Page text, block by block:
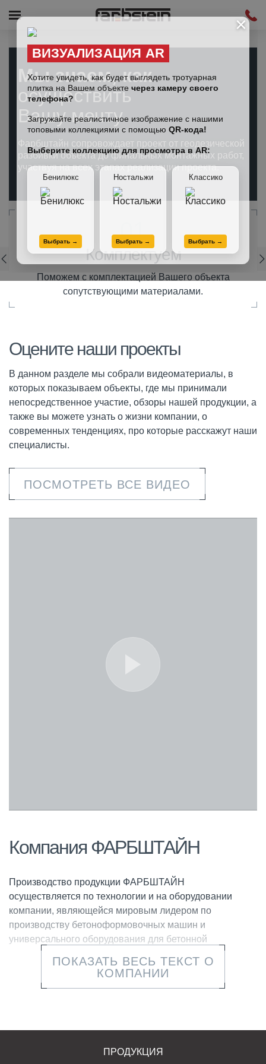
Мы знаем, как
осуществить
Вашу мечту
Фарбштайн сопровождает проект от геодезической
разбивки объекта до финальных монтажных работ,
участвуя на всех этапах реализации проекта.
01
Комплектуем
Поможем с комплектацией Вашего объекта
сопутствующими материалами.
Оцените наши проекты
В данном разделе мы собрали видеоматериалы, в
которых показываем объекты, где мы принимали
непосредственное участие, обзоры нашей продукции, а
также вы можете узнать о жизни компании, о
современных тенденциях, про которые расскажут наши
специалисты.
ПОСМОТРЕТЬ ВСЕ ВИДЕО
Компания ФАРБШТАЙН
Производство продукции ФАРБШТАЙН
осуществляется по технологии и на оборудовании
компании, являющейся мировым лидером по
производству бетоноформовочных машин и
универсального оборудования для бетонной
промышленности.
Использование только высокопроизводительной
отвечающий самым высоким стандартам качества и
ПОКАЗАТЬ ВЕСЬ ТЕКСТ О
КОМПАНИИ
ПРОДУКЦИЯ
×
ВИЗУАЛИЗАЦИЯ AR
Хотите увидеть, как будет выглядеть тротуарная
плитка на Вашем объекте через камеру своего
телефона?
Загружайте реалистичное изображение с нашими
топовыми коллекциями с помощью QR-кода!
Выберите коллекцию для просмотра в AR:
Бенилюкс
Выбрать →
Ностальжи
Выбрать →
Классико
Выбрать →